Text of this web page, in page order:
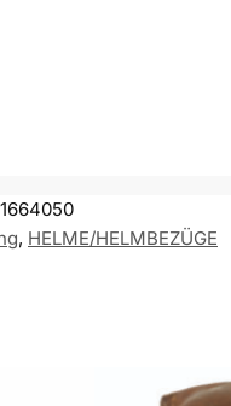
, HELME/HELMBEZÜGE